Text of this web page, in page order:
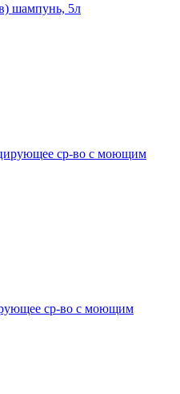
шампунь, 5л
ср-во с моющим